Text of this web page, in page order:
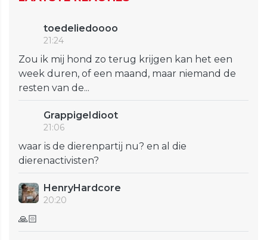
toedeliedoooo
21:24
Zou ik mij hond zo terug krijgen kan het een
week duren, of een maand, maar niemand de
resten van de...
GrappigeIdioot
21:06
waar is de dierenpartij nu? en al die
dierenactivisten?
HenryHardcore
20:20
🙏🏻